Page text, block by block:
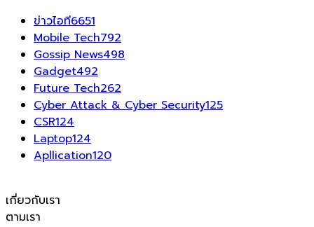
ข่าวไอที6651
Mobile Tech792
Gossip News498
Gadget492
Future Tech262
Cyber Attack & Cyber Security125
CSR124
Laptop124
Apllication120
เกี่ยวกับเรา
ตามเรา